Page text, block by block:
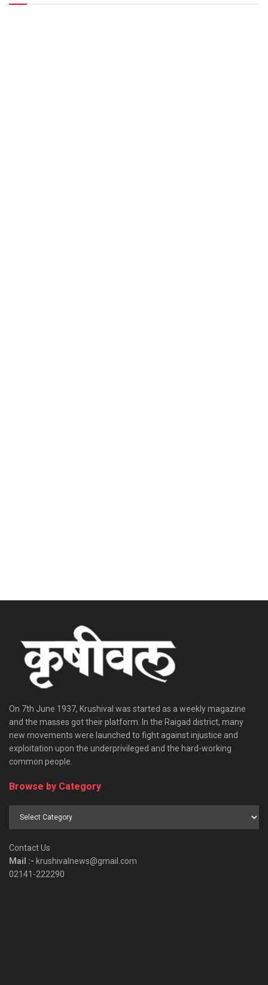
On 7th June 1937, Krushival was started as a weekly magazine
and the masses got their platform. In the Raigad district, many
new movements were launched to fight against injustice and
exploitation upon the underprivileged and the hard-working
common people.
Browse by Category
Browse
Contact Us
Mail :- krushivalnews@gmail.com
02141-222290